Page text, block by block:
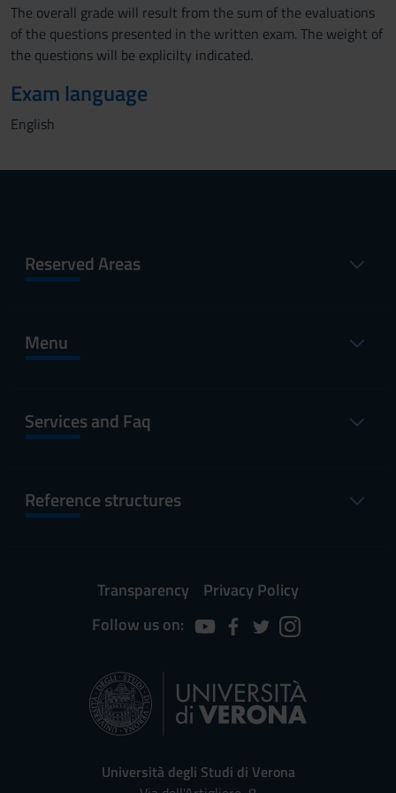
The overall grade will result from the sum of the evaluations
of the questions presented in the written exam. The weight of
the questions will be explicilty indicated.
Exam language
English
Reserved Areas
Menu
Services and Faq
Reference structures
Transparency
Privacy Policy
Follow us on:
Università degli Studi di Verona